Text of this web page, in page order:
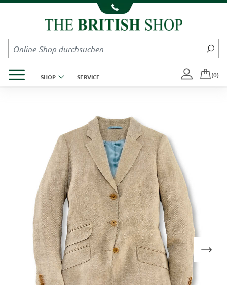
Kompletten Head der Seite überspringen
SHOP SERVICE (0)